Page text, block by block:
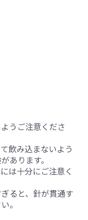
うご注意くださ
飲み込まないよう
あります。
は十分にご注意く
ると、針が貫通す
。